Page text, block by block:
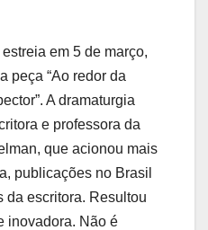
em 5 de março,
peça “Ao redor da
A dramaturgia
e professora da
que acionou mais
publicações no Brasil
da escritora. Resultou
inovadora. Não é